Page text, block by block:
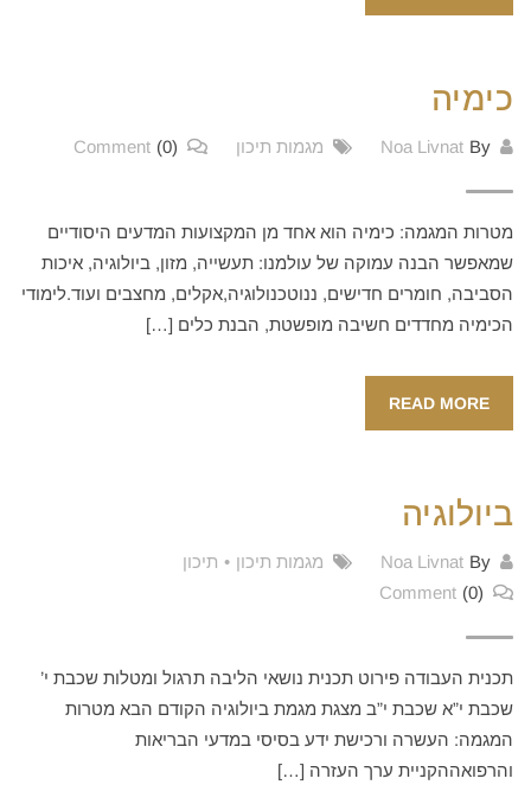
כימיה
By
Noa Livnat מגמות תיכון (0)
Comment
מטרות המגמה: כימיה הוא אחד מן המקצועות המדעים היסודיים
שמאפשר הבנה עמוקה של עולמנו: תעשייה, מזון, ביולוגיה, איכות
הסביבה, חומרים חדישים, ננוטכנולוגיה,אקלים, מחצבים ועוד.לימודי
הכימיה מחדדים חשיבה מופשטת, הבנת כלים […]
READ MORE
ביולוגיה
By
Noa Livnat מגמות תיכון • תיכון
(0)
Comment
תכנית העבודה פירוט תכנית נושאי הליבה תרגול ומטלות שכבת י’
שכבת י”א שכבת י”ב מצגת מגמת ביולוגיה הקודם הבא מטרות
המגמה: העשרה ורכישת ידע בסיסי במדעי הבריאות
והרפואההקניית ערך העזרה […]